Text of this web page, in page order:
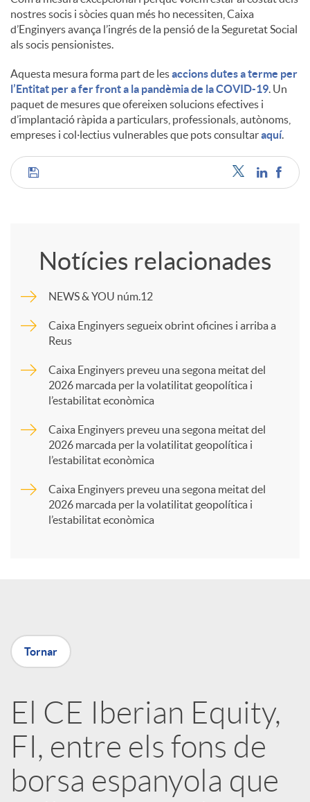
s
nostres socis i sòcies quan més ho necessiten, Caixa
d’Enginyers avança l’ingrés de la pensió de la Seguretat Social
als socis pensionistes.
Aquesta mesura forma part de lesaccions dutes a terme per
l’Entitat per a fer front a la pandèmia de la COVID-19. Un
paquet de mesures que ofereixen solucions efectives i
d’implantació ràpida a particulars, professionals, autònoms,
empreses i col·lectius vulnerables que pots consultaraquí.
C
p
a
X
r
x
Notícies relacionades
NEWS & YOU núm.12
Caixa Enginyers segueix obrint oficines i arriba a
Reus
Caixa Enginyers preveu una segona meitat del
2026 marcada per la volatilitat geopolítica i
l’estabilitat econòmica
Caixa Enginyers preveu una segona meitat del
2026 marcada per la volatilitat geopolítica i
l’estabilitat econòmica
Caixa Enginyers preveu una segona meitat del
2026 marcada per la volatilitat geopolítica i
l’estabilitat econòmica
Tornar
El CE Iberian Equity,
FI, entre els fons de
borsa espanyola que